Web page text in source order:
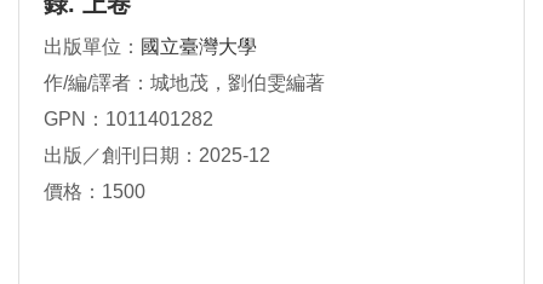
出版單位： 國立臺灣大學
作/編/譯者：城地茂，劉伯雯編著
GPN：1011401282
出版／創刊日期：2025-12
價格：1500